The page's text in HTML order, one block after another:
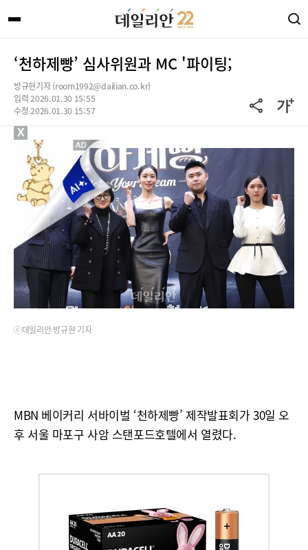
‘천하제빵’ 심사위원과 MC '파이팅;
방규현기자 (room1992@dailian.co.kr)
입력 2026.01.30 15:55
수정 2026.01.30 15:57
ⓒ데일리안 방규현 기자
MBN 베이커리 서바이벌 ‘천하제빵’ 제작발표회가 30일 오
후 서울 마포구 사암 스탠포드호텔에서 열렸다.
X